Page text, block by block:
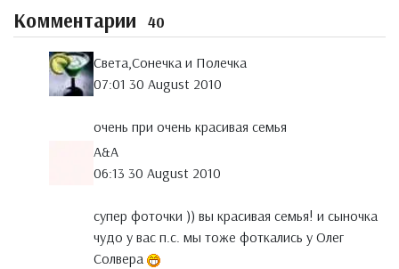
Комментарии 40
Света,Сонечка и Полечка
07:01 30 August 2010
очень при очень красивая семья
A&A
06:13 30 August 2010
супер фоточки )) вы красивая семья! и сыночка
чудо у вас п.с. мы тоже фоткались у Олег
Солвера